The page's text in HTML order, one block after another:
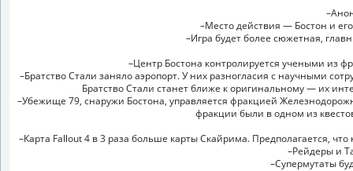
–Место действия — Бостон и
–Игра будет более сюжетная,
–Центр Бостона контролируется учеными из
–Братство Стали заняло аэропорт. У них разногласия с научными
Братство Стали станет ближе к оригинальному — их
–Убежище 79, снаружи Бостона, управляется фракцией
фракции были в одном из
–Карта Fallout 4 в 3 раза больше карты Скайрима. Предполагается,
–Рейдеры и
–Супермутаты